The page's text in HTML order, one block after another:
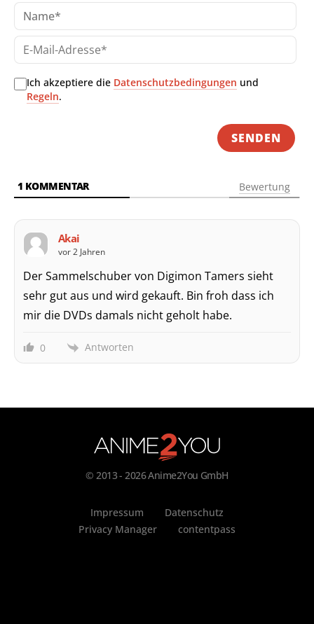
E-
Ich akzeptiere die Datenschutzbedingungen und
Regeln.
1 KOMMENTAR Bewertung
Akai
vor 2 Jahren
Der Sammelschuber von Digimon Tamers sieht
sehr gut aus und wird gekauft. Bin froh dass ich
mir die DVDs damals nicht geholt habe.
0 Antworten
© 2013 - 2026 Anime2You GmbH
Impressum
Datenschutz
Privacy Manager
contentpass